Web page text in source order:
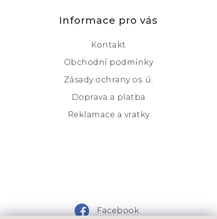
Informace pro vás
Kontakt
Obchodní podmínky
Zásady ochrany os. ú.
Doprava a platba
Reklamace a vratky
Facebook